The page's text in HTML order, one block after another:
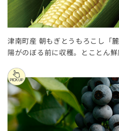
津南町産 朝もぎとうもろこし「麓
陽がのぼる前に収穫。とことん